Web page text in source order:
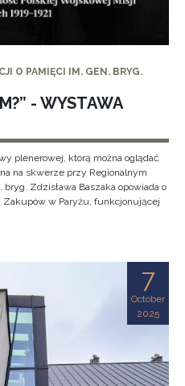
O PAMIĘCI IM. GEN. BRYG.
- WYSTAWA
plenerowej, którą można oglądać
na skwerze przy Regionalnym
Zdzisława Baszaka opowiada o
Zakupów w Paryżu, funkcjonującej
7
October
2025